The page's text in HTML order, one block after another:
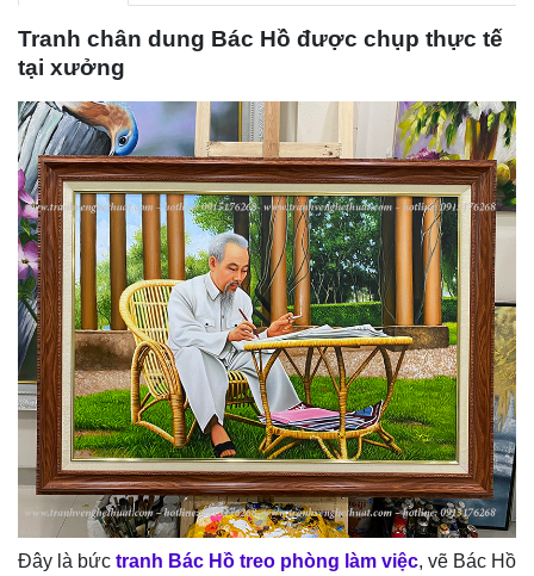
Tranh chân dung Bác Hồ được chụp thực tế
tại xưởng
Đây là bức tranh Bác Hồ treo phòng làm việc, vẽ Bác Hồ